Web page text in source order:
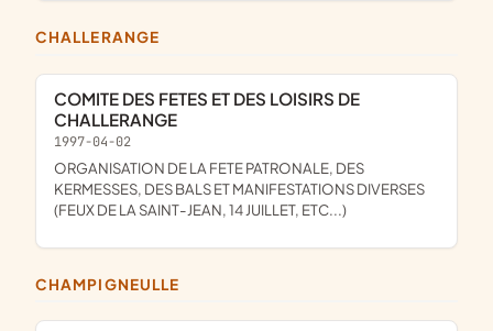
CHALLERANGE
COMITE DES FETES ET DES LOISIRS DE
CHALLERANGE
1997-04-02
ORGANISATION DE LA FETE PATRONALE, DES
KERMESSES, DES BALS ET MANIFESTATIONS DIVERSES
(FEUX DE LA SAINT-JEAN, 14 JUILLET, ETC...)
CHAMPIGNEULLE